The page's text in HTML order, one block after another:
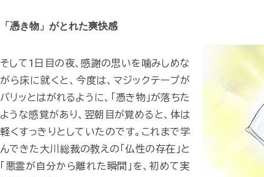
「憑き物」がとれた爽快感
そして1日目の夜、感謝の思いを噛みしめな
がら床に就くと、今度は、マジックテープが
バリッとはがれるように、「憑き物」が落ちた
ような感覚があり、翌朝目が覚めると、体は
軽くすっきりとしていたのです。これまで学
んできた大川総裁の教えの「仏性の存在」と
「悪霊が自分から離れた瞬間」を、初めて実